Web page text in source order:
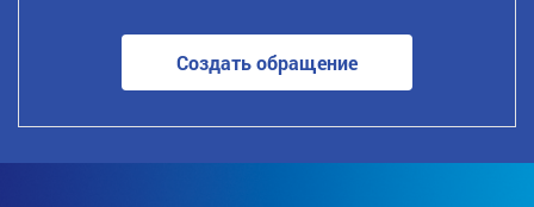
Создать обращение